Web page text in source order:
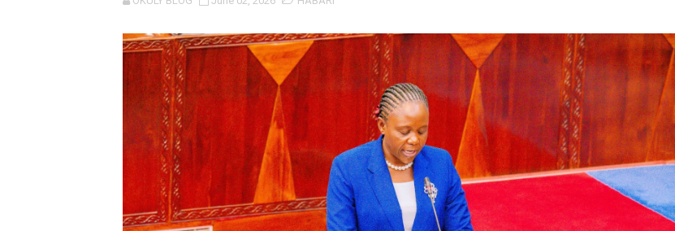
WACHIMBAJI WADOGO NAMUNGO WAOMBA MAFUNZO ENDELEVU YA
DARAJA LA BILIONI 1.2 KUONDOA KERO YA USAFIRI KILOSA
WAZIRI NANAUKA AIPONGEZA TARURA KWA MPANGO WA CBRM ‎
FURSA ZA BIASHARA ZA MABILIONI KATIKA MIGODI ZAWAFUNGUKIA
EWURA KANDA YA KATI YATOA WITO KUHUSU LESENI ZA MAFUNDI
Rais Dkt. Samia Afungua Rasmi Miundombinu ya BRT Awamu ya Pili Dar es